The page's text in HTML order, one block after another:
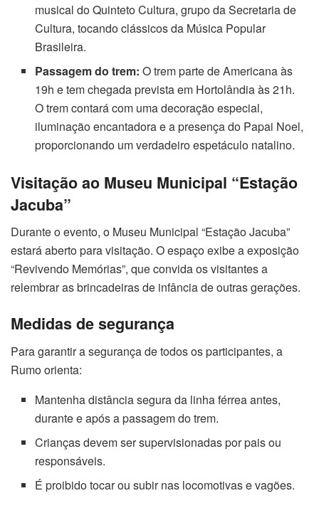
musical do Quinteto Cultura, grupo da Secretaria de
Cultura, tocando clássicos da Música Popular
Brasileira.
Passagem do trem: O trem parte de Americana às
19h e tem chegada prevista em Hortolândia às 21h.
O trem contará com uma decoração especial,
iluminação encantadora e a presença do Papai Noel,
proporcionando um verdadeiro espetáculo natalino.
Visitação ao Museu Municipal “Estação
Jacuba”
Durante o evento, o Museu Municipal “Estação Jacuba”
estará aberto para visitação. O espaço exibe a exposição
“Revivendo Memórias”, que convida os visitantes a
relembrar as brincadeiras de infância de outras gerações.
Medidas de segurança
Para garantir a segurança de todos os participantes, a
Rumo orienta:
Mantenha distância segura da linha férrea antes,
durante e após a passagem do trem.
Crianças devem ser supervisionadas por pais ou
responsáveis.
É proibido tocar ou subir nas locomotivas e vagões.